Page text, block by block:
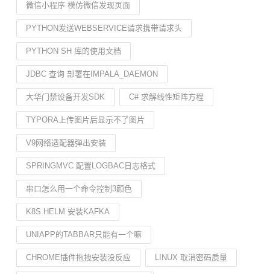
微信小程序 模仿微信发现页面
PYTHON发送WEBSERVICE请求携带请求头
PYTHON SH 库的使用文档
JDBC 查询 部署在IMPALA_DAEMON
大华门禁设备开发SDK C# 求解线性矩阵方程
TYPORA上传图片后显示不了图片
V9网络适配器弹出安装
SPRINGMVC 配置LOGBAC日志格式
串口怎么用一个命令控制3颜色
K8S HELM 安装KAFKA
UNIAPP的TABBAR只能有一个嘛
CHROME插件拖拽安装没反应 LINUX 取消密码质量